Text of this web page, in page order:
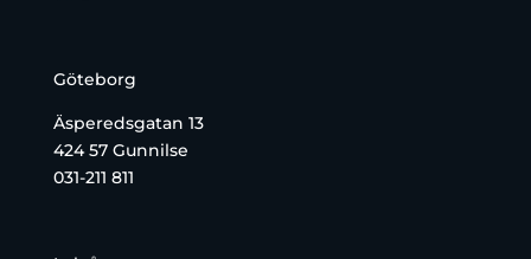
Göteborg
Äsperedsgatan 13
424 57 Gunnilse
031-211 811